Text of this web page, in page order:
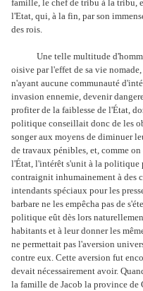
famille, le chef de tribu à la tribu,
l'Etat, qui, à la fin, par son
des rois.
Une telle multitude
oisive par l'effet de sa vie
n'ayant aucune communauté
invasion ennemie, devenir
profiter de la faiblesse de l'État,
politique conseillait donc de les
songer aux moyens de diminuer
de travaux pénibles, et, comme
l'État, l'intérêt s'unit à la politique
contraignit inhumainement à des
intendants spéciaux pour les
barbare ne les empêcha pas de
politique eût dès lors
habitants et à leur donner les
ne permettait pas l'aversion
contre eux. Cette aversion fut
devait nécessairement avoir.
la famille de Jacob la province